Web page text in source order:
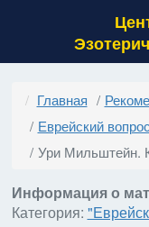
Главная
Еврейский
Ури Мильштейн.
Информация о
Категория: